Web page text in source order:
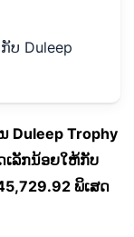
ບ Duleep
Duleep Trophy
ເລັກນ້ອຍໃຫ້ກັບ
ພິເສດ